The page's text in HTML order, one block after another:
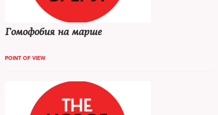
Гомофобия на марше
POINT OF VIEW